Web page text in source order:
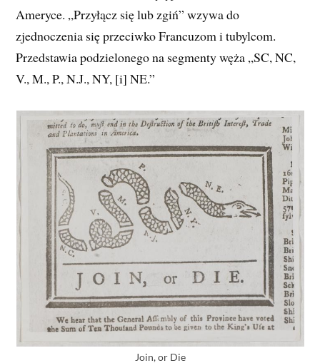
Ameryce. „Przyłącz się lub zgiń” wzywa do
zjednoczenia się przeciwko Francuzom i tubylcom.
Przedstawia podzielonego na segmenty węża „SC, NC,
V., M., P., N.J., NY, [i] NE.”
Join, or Die